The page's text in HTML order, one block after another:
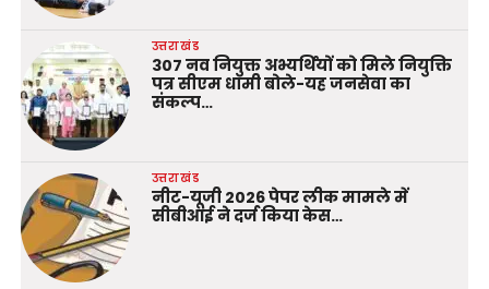
उत्तराखंड
307 नव नियुक्त अभ्यर्थियों को मिले नियुक्ति
पत्र सीएम धामी बोले-यह जनसेवा का
संकल्प…
उत्तराखंड
नीट-यूजी 2026 पेपर लीक मामले में
सीबीआई ने दर्ज किया केस…